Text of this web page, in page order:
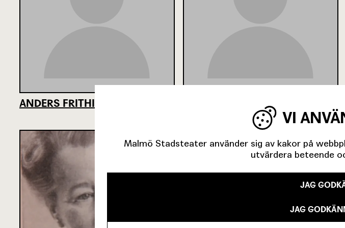
ANDERS FRITHIOF
VI
Malmö Stadsteater använder sig av kakor på
utvärdera beteende
JAG
JAG